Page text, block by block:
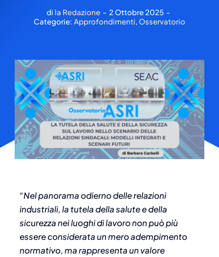
di la Redazione - 2 Ottobre 2025 -
Categorie: Approfondimenti, Osservatorio
“Nel panorama odierno delle relazioni
industriali, la tutela della salute e della
sicurezza nei luoghi di lavoro non può più
essere considerata un mero adempimento
normativo, ma rappresenta un valore